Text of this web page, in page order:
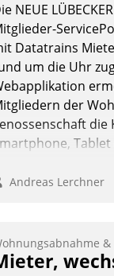
NEUE
Datatrains
um die Uhr
der
Tablet
Andreas Lerchner